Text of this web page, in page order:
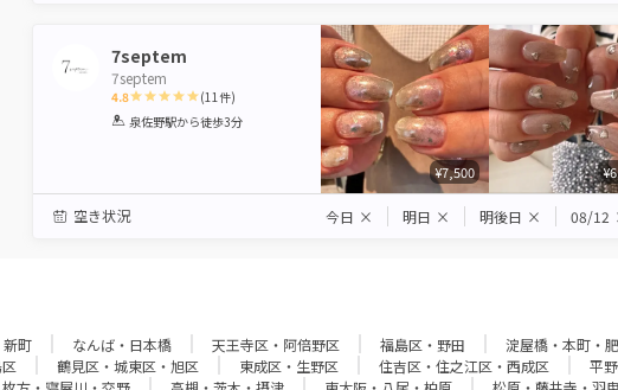
7septem
7septem
4.8
1 2 3 4 5
(11 件)
泉佐野駅から徒歩3分
¥7,500
空き状況 今日 × 明日 × 明後日 × 08/12
新町 なんば・日本橋 天王寺区・阿倍野区 福島区・野田 淀屋橋・本町・
鶴見区・城東区・旭区 東成区・生野区 住吉区・住之江区・西成区 平